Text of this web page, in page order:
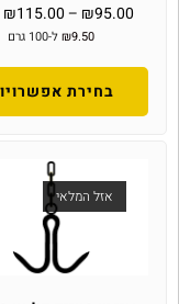
₪95.00
–
₪115.00
₪9.50 ל-100 גרם
בחירת
אזל המלאי